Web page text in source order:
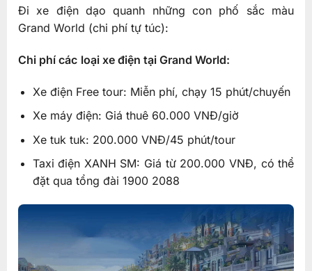
Đi xe điện dạo quanh những con phố sắc màu
Grand World (chi phí tự túc):
Chi phí các loại xe điện tại Grand World:
Xe điện Free tour: Miễn phí, chạy 15 phút/chuyến
Xe máy điện: Giá thuê 60.000 VNĐ/giờ
Xe tuk tuk: 200.000 VNĐ/45 phút/tour
Taxi điện XANH SM: Giá từ 200.000 VNĐ, có thể
đặt qua tổng đài 1900 2088